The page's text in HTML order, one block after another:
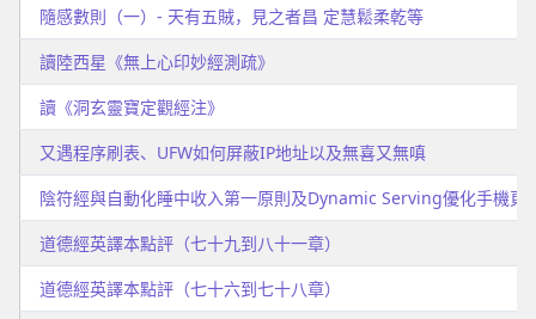
隨感數則（一）- 天有五賊，見之者昌 定慧鬆柔乾等
讀陸西星《無上心印妙經測疏》
讀《洞玄靈寶定觀經注》
又遇程序刷表、UFW如何屏蔽IP地址以及無喜又無嗔
陰符經與自動化睡中收入第一原則及Dynamic Serving優化手機頁
道德經英譯本點評（七十九到八十一章）
道德經英譯本點評（七十六到七十八章）